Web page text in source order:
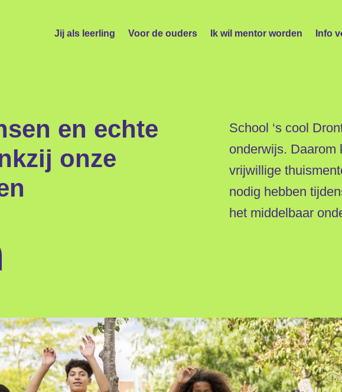
Jij als leerling Voor de ouders Ik wil mentor worden Info
en echte
onze
School ‘s cool
onderwijs. Daarom
vrijwillige
nodig hebben
het middelbaar